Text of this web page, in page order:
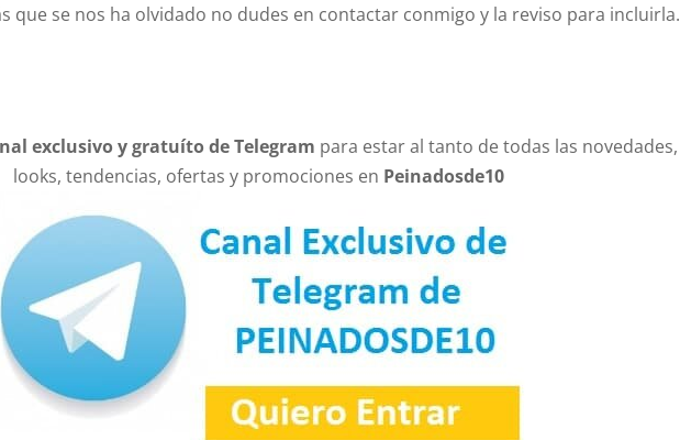
que se nos ha olvidado no dudes en contactar conmigo y la reviso para incluirla.
exclusivo y gratuíto de Telegram para estar al tanto de todas las novedades,
looks, tendencias, ofertas y promociones en Peinadosde10